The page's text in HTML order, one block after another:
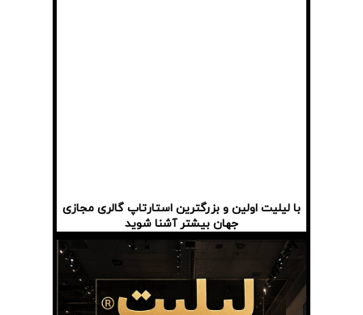
با لیلیت اولین و بزرگترین استارتاپ گالری مجازی
جهان بیشتر آشنا شوید